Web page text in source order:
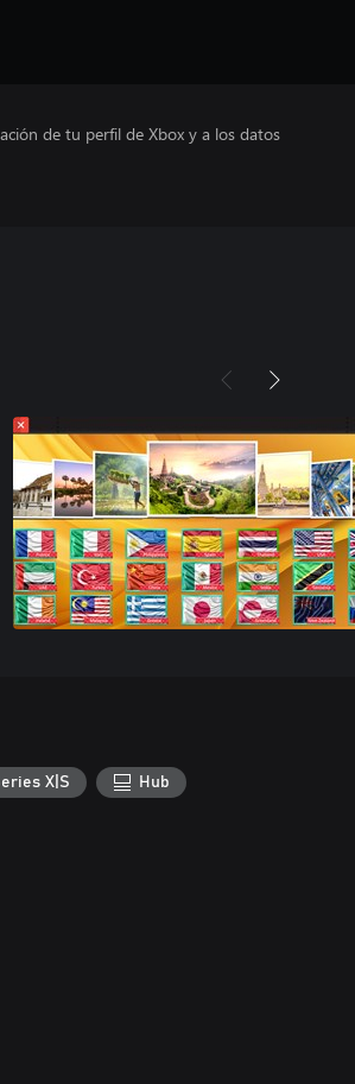
de tu perfil de Xbox y a los datos
X|S Hub